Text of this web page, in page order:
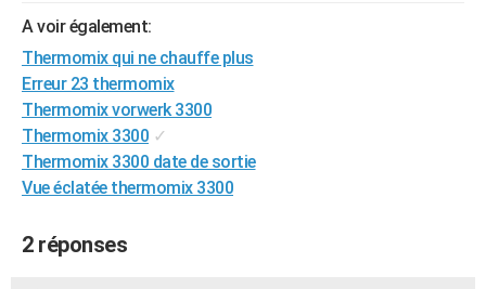
LIFESTYLE
Art de vivre
Bien-être
Loisirs
Mode
Modes de vie
SANTE
Alimentation
Guide de la santé
Maladies
Médicaments
Sommeil
VOYAGE
Destinations
City break
Voyage nature
Voyage de noces
Forum
Climat
+PHOTO
GUIDES D'ACHAT
BONS PLANS
A voir également:
Thermomix qui ne chauffe plus
Erreur 23 thermomix
Thermomix vorwerk 3300
Thermomix 3300 ✓
Thermomix 3300 date de sortie
Vue éclatée thermomix 3300
2 réponses